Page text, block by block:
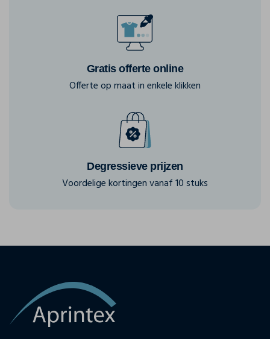
Gratis offerte online
Offerte op maat in enkele klikken
Degressieve prijzen
Voordelige kortingen vanaf 10 stuks